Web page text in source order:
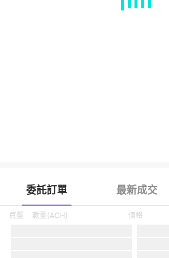
委託訂單 最新成交
買盤 數量(ACH) 價格